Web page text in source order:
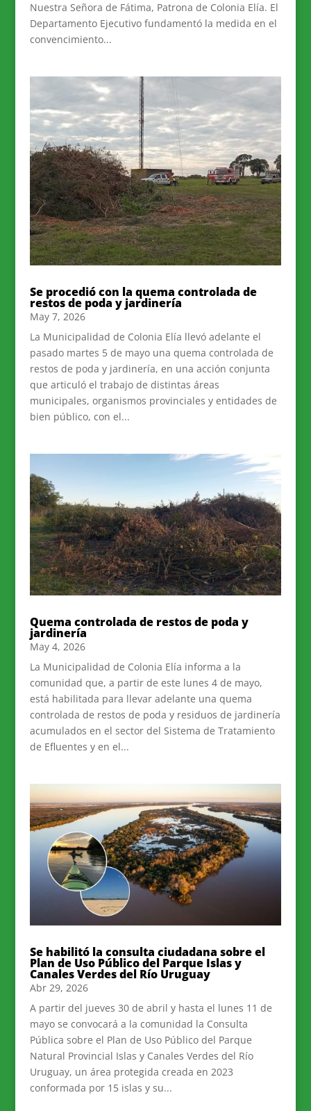
Nuestra Señora de Fátima, Patrona de Colonia Elía. El
Departamento Ejecutivo fundamentó la medida en el
convencimiento...
Se procedió con la quema controlada de
restos de poda y jardinería
May 7, 2026
La Municipalidad de Colonia Elía llevó adelante el
pasado martes 5 de mayo una quema controlada de
restos de poda y jardinería, en una acción conjunta
que articuló el trabajo de distintas áreas
municipales, organismos provinciales y entidades de
bien público, con el...
Quema controlada de restos de poda y
jardinería
May 4, 2026
La Municipalidad de Colonia Elía informa a la
comunidad que, a partir de este lunes 4 de mayo,
está habilitada para llevar adelante una quema
controlada de restos de poda y residuos de jardinería
acumulados en el sector del Sistema de Tratamiento
de Efluentes y en el...
Se habilitó la consulta ciudadana sobre el
Plan de Uso Público del Parque Islas y
Canales Verdes del Río Uruguay
Abr 29, 2026
A partir del jueves 30 de abril y hasta el lunes 11 de
mayo se convocará a la comunidad la Consulta
Pública sobre el Plan de Uso Público del Parque
Natural Provincial Islas y Canales Verdes del Río
Uruguay, un área protegida creada en 2023
conformada por 15 islas y su...